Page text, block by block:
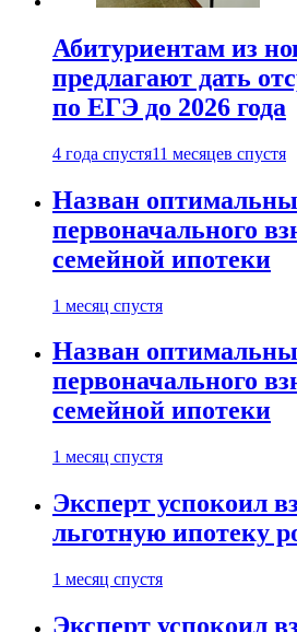
Абитуриентам из
предлагают дать
по ЕГЭ до 2026 года
4 года спустя11 месяцев спустя
Назван
первоначального
семейной ипотеки
1 месяц спустя
Назван
первоначального
семейной ипотеки
1 месяц спустя
Эксперт успокоил
льготную ипотеку
1 месяц спустя
Эксперт успокоил